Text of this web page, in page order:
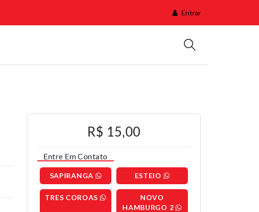
Entrar
R$ 15,00
Entre Em Contato
SAPIRANGA ESTEIO
TRES COROAS
NOVO
HAMBURGO 2